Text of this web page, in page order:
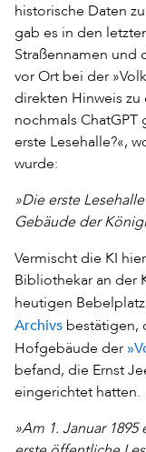
historische Daten
gab es in den
Straßennamen und
vor Ort bei der
direkten Hinweis zu
nochmals
erste Lesehalle?«,
wurde:
»Die erste
Gebäude der
Vermischt die KI
Bibliothekar an der
heutigen
Archivs bestätigen,
Hofgebäude der
befand, die Ernst
eingerichtet hatten.
»Am 1. Januar